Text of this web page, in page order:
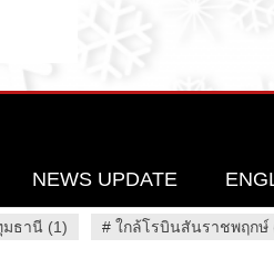
NEWS UPDATE
ธานี (1) # ใกล้โรบินสันราชพฤกษ์